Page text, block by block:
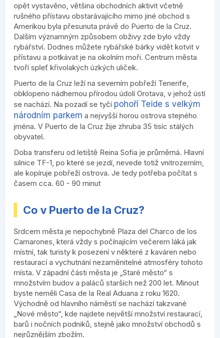
opět vystavěno, většina obchodních aktivit včetně
rušného přístavu obstarávajícího mimo jiné obchod s
Amerikou byla přesunuta právě do Puerto de la Cruz.
Dalším významným způsobem obživy zde bylo vždy
rybářství. Dodnes můžete rybářské bárky vidět kotvit v
přístavu a potkávat je na okolním moři. Centrum města
tvoří spleť křivolakých úzkých uliček.
Puerto de la Cruz leží na severním pobřeží Tenerife,
obklopeno nádhernou přírodou údolí Orotava, v jehož ústí
se nachází. Na pozadí se tyčí pohoří Teide s velkým
národním parkem a nejvyšší horou ostrova stejného
jména. V Puerto de la Cruz žije zhruba 35 tisíc stálých
obyvatel.
Doba transferu od letiště Reina Sofia je průměrná. Hlavní
silnice TF-1, po které se jezdí, nevede totiž vnitrozemím,
ale kopíruje pobřeží ostrova. Je tedy potřeba počítat s
časem cca. 60 - 90 minut
Co v Puerto de la Cruz?
Srdcem města je nepochybně Plaza del Charco de los
Camarones, která vždy s počínajícím večerem láká jak
místní, tak turisty k posezení v některé z kaváren nebo
restaurací a vychutnání nezaměnitelné atmosféry tohoto
místa. V západní části města je „Staré město“ s
množstvím budov a paláců starších než 200 let. Minout
byste neměli Casa de la Real Aduana z roku 1620.
Východně od hlavního náměstí se nachází takzvané
„Nové město“, kde najdete největší množství restaurací,
barů i nočních podniků, stejně jako množství obchodů s
nejrůznějším zbožím.